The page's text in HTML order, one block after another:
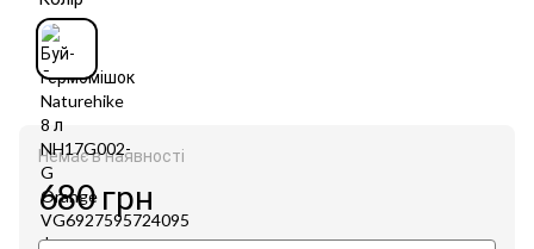
Немає в наявності
680 грн